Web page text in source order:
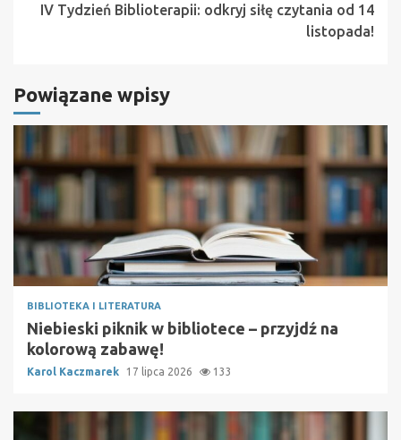
IV Tydzień Biblioterapii: odkryj siłę czytania od 14
listopada!
Powiązane wpisy
BIBLIOTEKA I LITERATURA
Niebieski piknik w bibliotece – przyjdź na
kolorową zabawę!
Karol Kaczmarek 17 lipca 2026 133